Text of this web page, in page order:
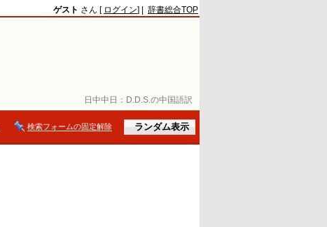
日中中日： D.D.S.の中国語訳
ゲスト さん [ ログイン] | 辞書総合TOP
検索フォームの固定解除